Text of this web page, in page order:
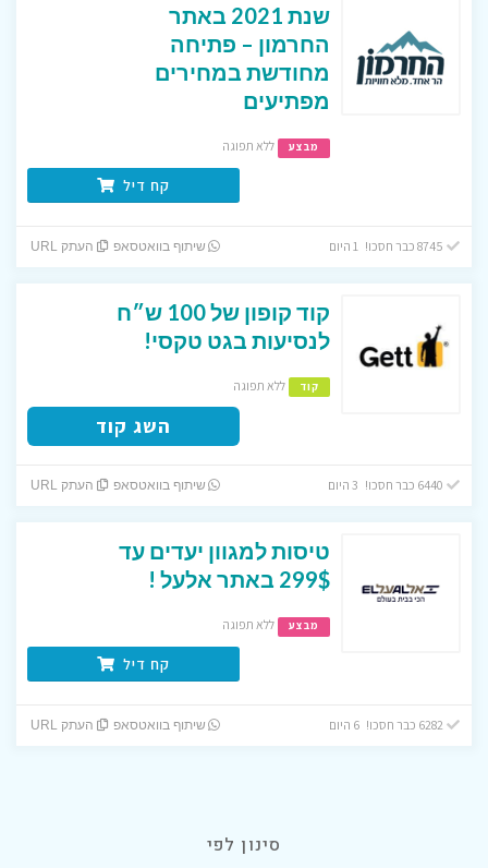
שנת 2021 באתר
החרמון – פתיחה
מחודשת במחירים
מפתיעים
מבצע ללא תפוגה
קח דיל
שיתוף בוואטסאפ העתק URL
קוד קופון של 100 ש״ח
לנסיעות בגט טקסי!
קוד ללא תפוגה
השג קוד
שיתוף בוואטסאפ העתק URL
טיסות למגוון יעדים עד
299$ באתר אלעל !
מבצע ללא תפוגה
קח דיל
שיתוף בוואטסאפ העתק URL
סינון לפי